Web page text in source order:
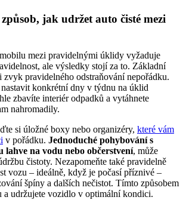
jak udržet auto čisté mezi
mezi pravidelnými úklidy vyžaduje
ale výsledky stojí za to. Základní
pravidelného odstraňování nepořádku.
konkrétní dny v týdnu na úklid
zbavíte interiér odpadků a vytáhnete
nahromadily.
si úložné boxy nebo organizéry, které vám
v pořádku. Jednoduché pohybování s
lahve na vodu nebo občerstvení, může
čistoty. Nezapomeňte také pravidelně
vozu – ideálně, když je počasí příznivé –
špíny a dalších nečistot. Tímto způsobem
a udržujete vozidlo v optimální kondici.